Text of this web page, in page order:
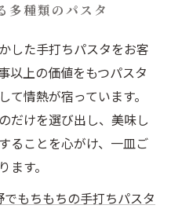
多種類のパスタ
した手打ちパスタをお客
以上の価値をもつパスタ
情熱が宿っています。
だけを選び出し、美味し
ることを心がけ、一皿ご
す。
でもちもちの手打ちパスタ